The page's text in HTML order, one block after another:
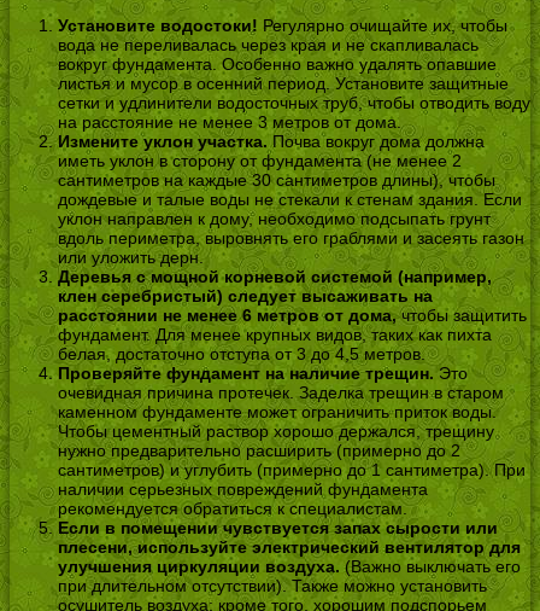
Установите водостоки! Регулярно очищайте их, чтобы
вода не переливалась через края и не скапливалась
вокруг фундамента. Особенно важно удалять опавшие
листья и мусор в осенний период. Установите защитные
сетки и удлинители водосточных труб, чтобы отводить воду
на расстояние не менее 3 метров от дома.
Измените уклон участка. Почва вокруг дома должна
иметь уклон в сторону от фундамента (не менее 2
сантиметров на каждые 30 сантиметров длины), чтобы
дождевые и талые воды не стекали к стенам здания. Если
уклон направлен к дому, необходимо подсыпать грунт
вдоль периметра, выровнять его граблями и засеять газон
или уложить дерн.
Деревья с мощной корневой системой (например,
клен серебристый) следует высаживать на
расстоянии не менее 6 метров от дома,чтобы защитить
фундамент. Для менее крупных видов, таких как пихта
белая, достаточно отступа от 3 до 4,5 метров.
Проверяйте фундамент на наличие трещин. Это
очевидная причина протечек. Заделка трещин в старом
каменном фундаменте может ограничить приток воды.
Чтобы цементный раствор хорошо держался, трещину
нужно предварительно расширить (примерно до 2
сантиметров) и углубить (примерно до 1 сантиметра). При
наличии серьезных повреждений фундамента
рекомендуется обратиться к специалистам.
Если в помещении чувствуется запах сырости или
плесени, используйте электрический вентилятор для
улучшения циркуляции воздуха. (Важно выключать его
при длительном отсутствии). Также можно установить
осушитель воздуха; кроме того, хорошим подспорьем